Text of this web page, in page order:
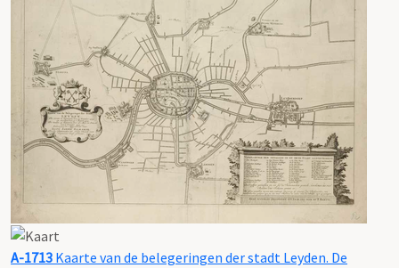
A-1713 Kaarte van de belegeringen der stadt Leyden. De